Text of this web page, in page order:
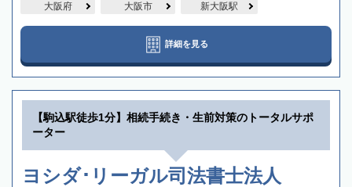
大阪府 大阪市 新大阪駅
詳細を見る
【駒込駅徒歩1分】相続手続き・生前対策のトータルサポ
ーター
ヨシダ･リーガル司法書士法人